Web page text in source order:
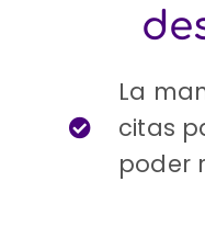
La
citas
poder